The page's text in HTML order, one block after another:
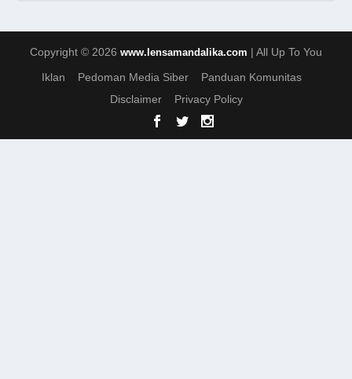
Copyright © 2026 www.lensamandalika.com | All Up To You
Iklan
Pedoman Media Siber
Panduan Komunitas
Disclaimer
Privacy Policy